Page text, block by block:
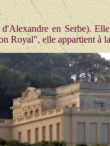
en Serbe).
Royal", elle appartient à